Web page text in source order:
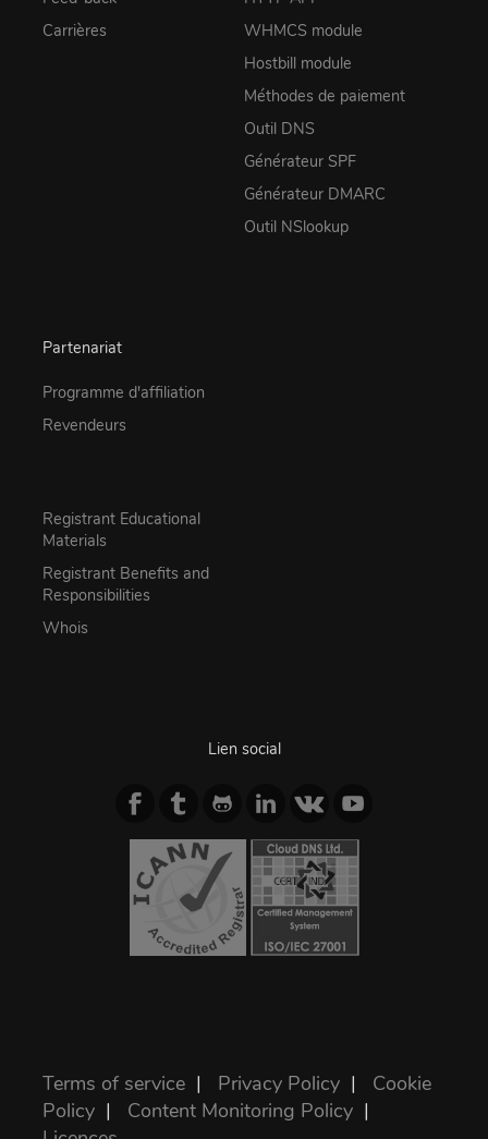
Carrières
WHMCS module
Hostbill module
Méthodes de paiement
Outil DNS
Générateur SPF
Générateur DMARC
Outil NSlookup
Partenariat
Programme d'affiliation
Revendeurs
Registrant Educational
Materials
Registrant Benefits and
Responsibilities
Whois
Lien social
Terms of service | Privacy Policy | Cookie
Policy | Content Monitoring Policy |